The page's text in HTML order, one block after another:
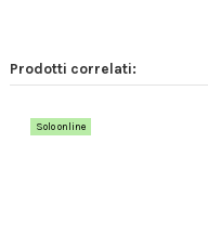
Prodotti correlati:
Solo online